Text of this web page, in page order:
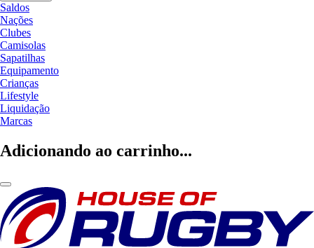
Saldos
Nações
Clubes
Camisolas
Sapatilhas
Equipamento
Crianças
Lifestyle
Liquidação
Marcas
Adicionando ao carrinho...